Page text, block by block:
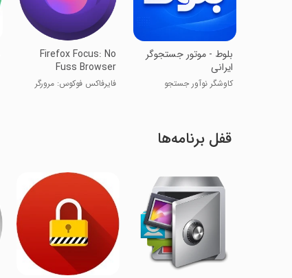
‏‏‏‏‏‏بلوط - موتور جستجوگر
ایرانی
کاوشگر نوآور جستجو
Firefox Focus: No
Fuss Browser
فایرفاکس فوکوس: مرورگر
قفل برنامه‌ها